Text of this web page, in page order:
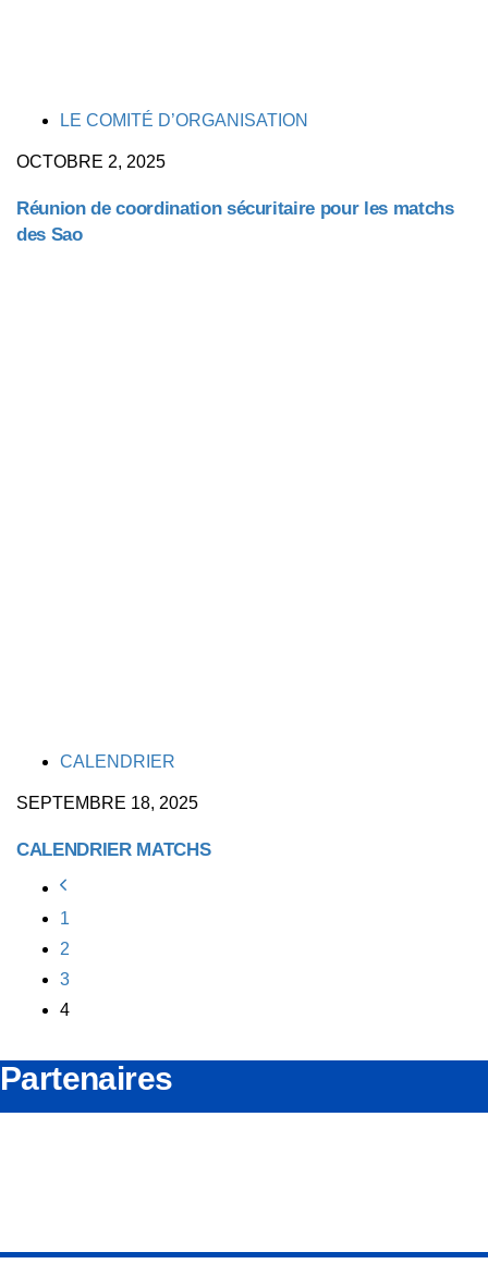
TAGSLE COMITÉ D’ORGANISATION
OCTOBRE 2, 2025
Réunion de coordination sécuritaire pour les matchs
des Sao
TAGSCALENDRIER
SEPTEMBRE 18, 2025
CALENDRIER MATCHS
1
2
3
4
Partenaires